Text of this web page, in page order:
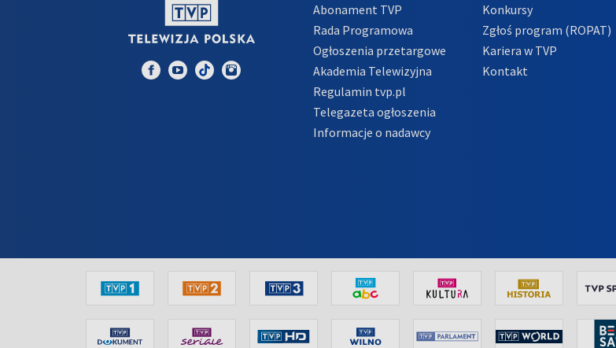
Abonament TVP
Rada Programowa
Ogłoszenia przetargowe
Akademia Telewizyjna
Regulamin tvp.pl
Telegazeta ogłoszenia
Informacje o nadawcy
Konkursy
Zgłoś program (ROPAT)
Kariera w TVP
Kontakt